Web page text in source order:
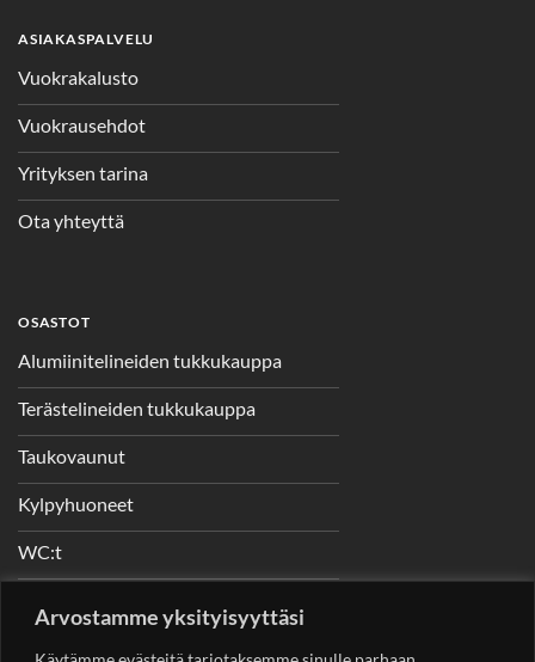
Arvostamme yksityisyyttäsi
ASIAKASPALVELU
Vuokrakalusto
Vuokrausehdot
Yrityksen tarina
Ota yhteyttä
OSASTOT
Alumiinitelineiden tukkukauppa
Terästelineiden tukkukauppa
Taukovaunut
Kylpyhuoneet
WC:t